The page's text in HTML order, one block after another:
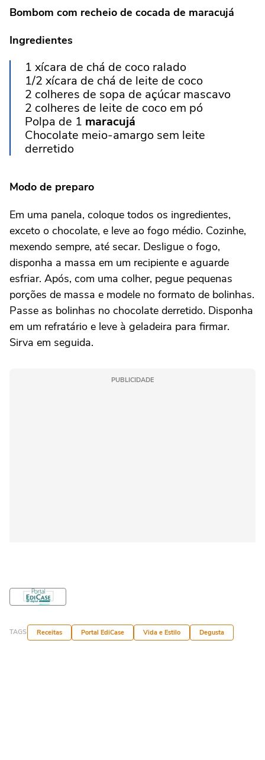
Bombom com recheio de cocada de maracujá
Ingredientes
1 xícara de chá de coco ralado
1/2 xícara de chá de leite de coco
2 colheres de sopa de açúcar mascavo
2 colheres de leite de coco em pó
Polpa de 1 maracujá
Chocolate meio-amargo sem leite
derretido
Modo de preparo
Em uma panela, coloque todos os ingredientes,
exceto o chocolate, e leve ao fogo médio. Cozinhe,
mexendo sempre, até secar. Desligue o fogo,
disponha a massa em um recipiente e aguarde
esfriar. Após, com uma colher, pegue pequenas
porções de massa e modele no formato de bolinhas.
Passe as bolinhas no chocolate derretido. Disponha
em um refratário e leve à geladeira para firmar.
Sirva em seguida.
PUBLICIDADE
TAGS Receitas Portal EdiCase Vida e Estilo Degusta